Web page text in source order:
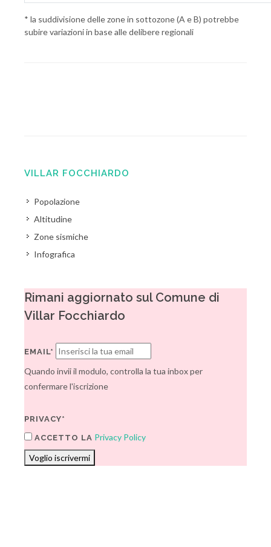
* la suddivisione delle zone in sottozone (A e B) potrebbe
subire variazioni in base alle delibere regionali
VILLAR FOCCHIARDO
Popolazione
Altitudine
Zone sismiche
Infografica
Rimani aggiornato sul Comune di
Villar Focchiardo
EMAIL*
Quando invii il modulo, controlla la tua inbox per
confermare l'iscrizione
PRIVACY*
ACCETTO LA Privacy Policy
Voglio iscrivermi